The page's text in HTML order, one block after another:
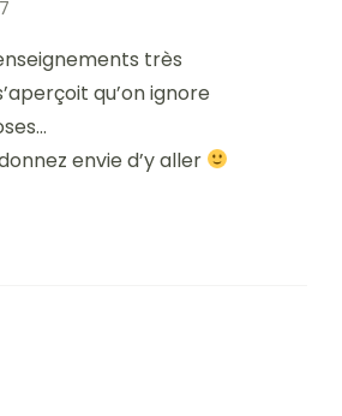
très
qu’on ignore
envie d’y aller